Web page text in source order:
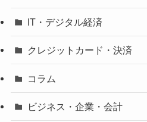
IT・デジタル経済
クレジットカード・決済
コラム
ビジネス・企業・会計